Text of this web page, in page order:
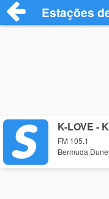
Estações
K-LOVE -
FM 105.1
Bermuda